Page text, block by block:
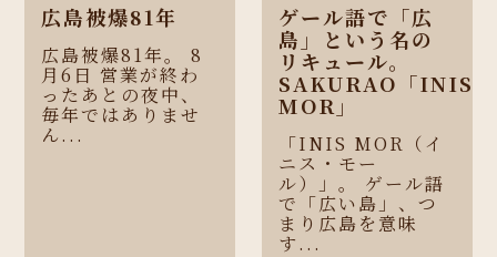
広島被爆81年
広島被爆81年。 8
月6日 営業が終わ
ったあとの夜中、
毎年ではありませ
ん...
ゲール語で「広
島」という名の
リキュール。
SAKURAO「INIS
MOR」
「INIS MOR（イ
ニス・モー
ル）」。 ゲール語
で「広い島」、つ
まり広島を意味
す...